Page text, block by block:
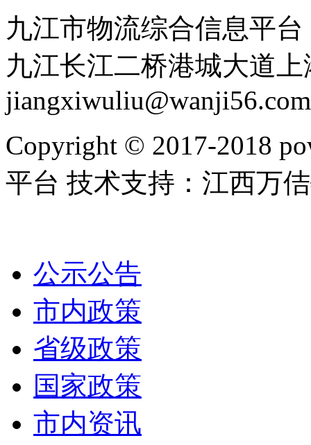
九江市物流综合信息平
九江长江二桥港城大道
jiangxiwuliu@wanji56.com
Copyright © 2017-2018
平台 技术支持：江西万
公示公告
市内政策
省级政策
国家政策
市内资讯